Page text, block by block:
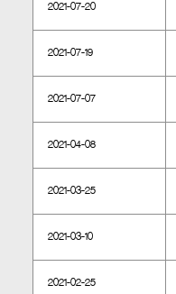
2021-07-20
2021-07-19
2021-07-07
2021-04-08
2021-03-25
2021-03-10
2021-02-25